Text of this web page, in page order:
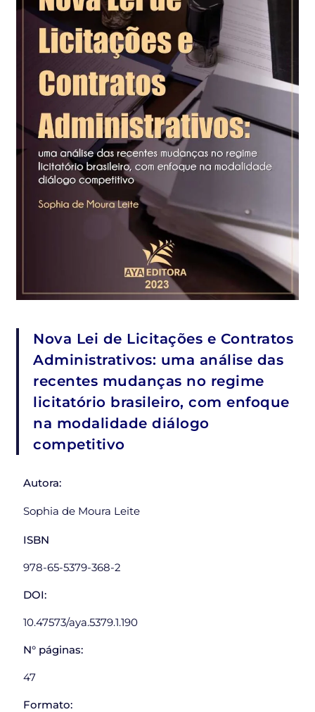
Nova Lei de Licitações e Contratos
Administrativos: uma análise das
recentes mudanças no regime
licitatório brasileiro, com enfoque
na modalidade diálogo
competitivo
Autora:
Sophia de Moura Leite
ISBN
978-65-5379-368-2
DOI:
10.47573/aya.5379.1.190
N° páginas:
47
Formato: